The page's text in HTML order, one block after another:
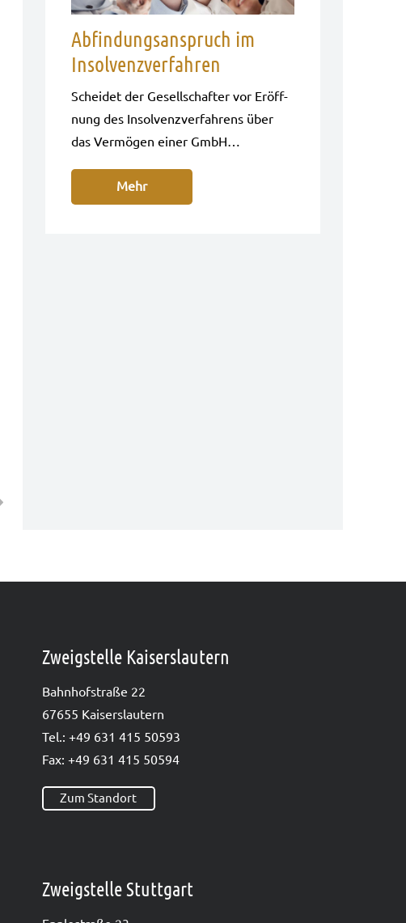
Abfindungsanspruch im
Insolvenzverfahren
Schei­det der Gesell­schaf­ter vor Eröff­
nung des Insol­venz­ver­fah­rens über
das Ver­mö­gen einer GmbH…
Mehr
Zweigstelle Kaiserslautern
Bahn­hof­stra­ße 22
67655 Kai­sers­lau­tern
Tel.: +49 631 415 50593
Fax: +49 631 415 50594
Zum Standort
Zweigstelle Stuttgart